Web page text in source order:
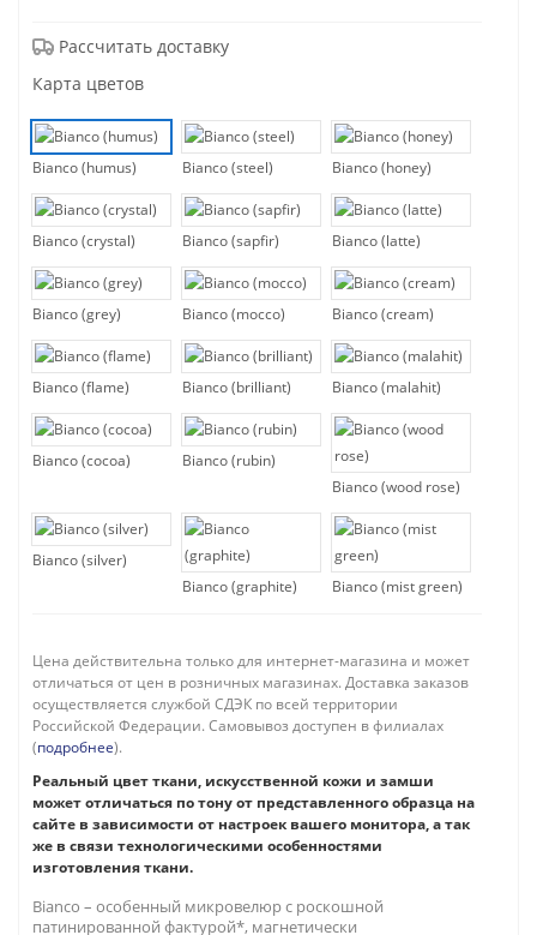
Рассчитать доставку
Карта цветов
Bianco (humus) Bianco (steel) Bianco (honey)
Bianco (crystal) Bianco (sapfir) Bianco (latte)
Bianco (grey) Bianco (mocco) Bianco (cream)
Bianco (flame) Bianco (brilliant) Bianco (malahit)
Bianco (cocoa)
Bianco (rubin)
Bianco (wood rose)
Bianco (silver)
Bianco (graphite)
Bianco (mist green)
Цена действительна только для интернет-магазина и может
отличаться от цен в розничных магазинах. Доставка заказов
осуществляется службой СДЭК по всей территории
Российской Федерации. Самовывоз доступен в филиалах
(подробнее).
Реальный цвет ткани, искусственной кожи и замши
может отличаться по тону от представленного образца на
сайте в зависимости от настроек вашего монитора, а так
же в связи технологическими особенностями
изготовления ткани.
Bianco – особенный микровелюр с роскошной
патинированной фактурой*, магнетически